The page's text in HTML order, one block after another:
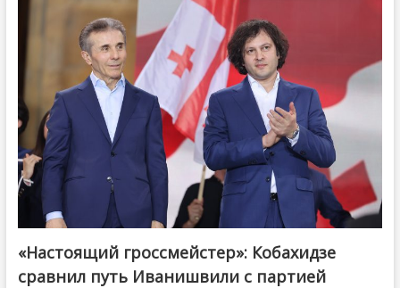
@ქართული ოცნება / Georgian Dream
«Настоящий гроссмейстер»: Кобахидзе
сравнил путь Иванишвили с партией